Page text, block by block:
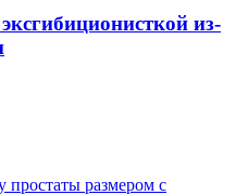
из-
простаты размером с